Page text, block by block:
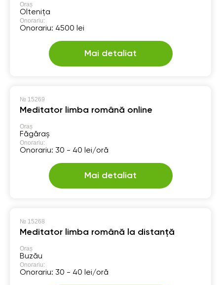
Oraș
Oltenița
Onorariu:
Onorariu: 4500 lei
Mai detaliat
№ 15269
Meditator limba română online
Oraș
Făgăraș
Onorariu:
Onorariu: 30 - 40 lei/oră
Mai detaliat
№ 15268
Meditator limba română la distanță
Oraș
Buzău
Onorariu:
Onorariu: 30 - 40 lei/oră